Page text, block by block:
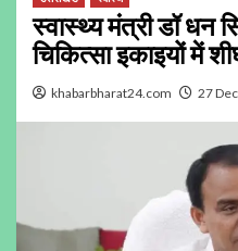
स्वास्थ्य मंत्री डॉ धन
चिकित्सा इकाइयों में
khabarbharat24.com 27